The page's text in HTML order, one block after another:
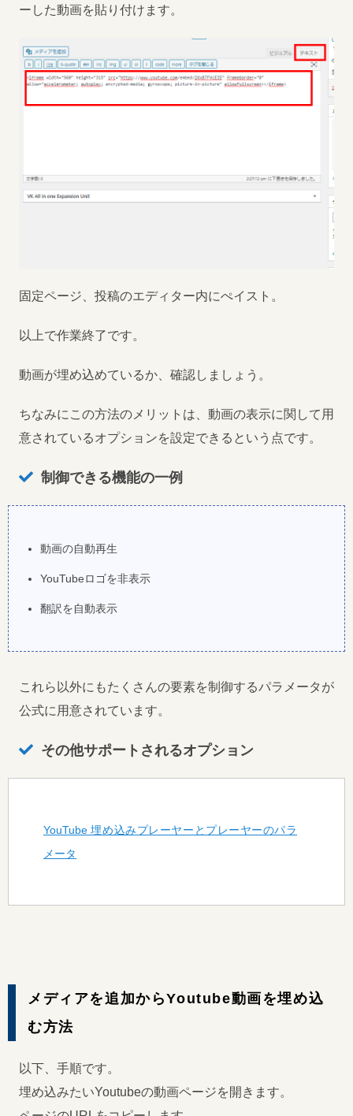
ーした動画を貼り付けます。
固定ページ、投稿のエディター内にぺイスト。
以上で作業終了です。
動画が埋め込めているか、確認しましょう。
ちなみにこの方法のメリットは、動画の表示に関して用
意されているオプションを設定できるという点です。
制御できる機能の一例
動画の自動再生
YouTubeロゴを非表示
翻訳を自動表示
これら以外にもたくさんの要素を制御するパラメータが
公式に用意されています。
その他サポートされるオプション
YouTube 埋め込みプレーヤーとプレーヤーのパラ
メータ
メディアを追加からYoutube動画を埋め込
む方法
以下、手順です。
埋め込みたいYoutubeの動画ページを開きます。